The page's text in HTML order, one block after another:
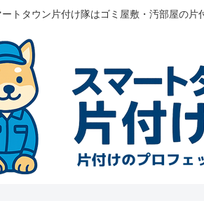
ートタウン片付け隊はゴミ屋敷・汚部屋の片